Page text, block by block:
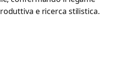
e ricerca stilistica.